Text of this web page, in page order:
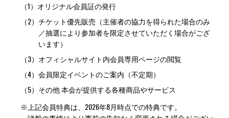
（1） オリジナル会員証の発行
（2） チケット優先販売（主催者の協力を得られた場合のみ
／抽選により参加者を限定させていただく場合がござ
います）
（3） オフィシャルサイト内会員専用ページの閲覧
（4） 会員限定イベントのご案内（不定期）
（5） その他 本会が提供する各種商品やサービス
※ 上記会員特典は、2026年8月時点での特典です。